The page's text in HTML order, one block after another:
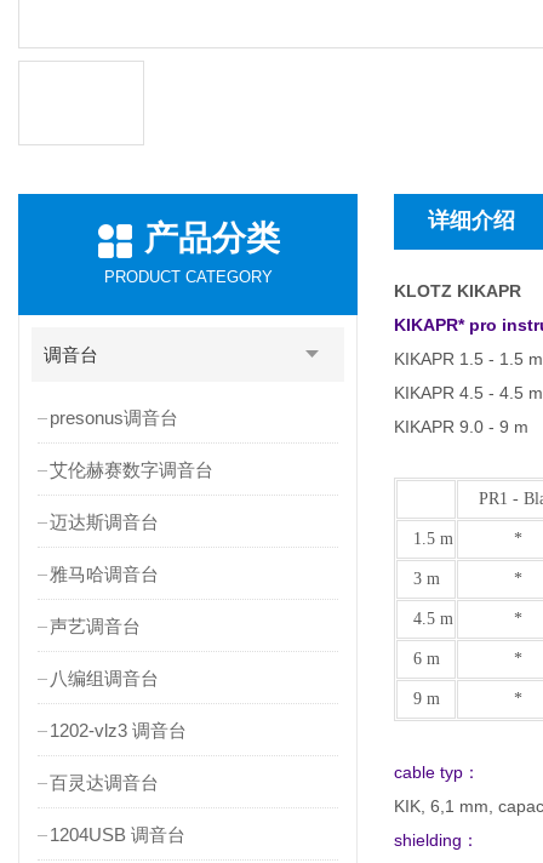
产品分类
PRODUCT CATEGORY
调音台
presonus调音台
艾伦赫赛数字调音台
迈达斯调音台
雅马哈调音台
声艺调音台
八编组调音台
1202-vlz3 调音台
百灵达调音台
1204USB 调音台
详细介绍
KLOTZ KIKAPR
KIKAPR* pro
KIKAPR 1.5 - 1.5
KIKAPR 4.5 - 4.5
KIKAPR 9.0 - 9 m
PR1 -
1.5 m *
3 m *
4.5 m *
6 m *
9 m *
cable typ：
KIK, 6,1 mm,
shielding：